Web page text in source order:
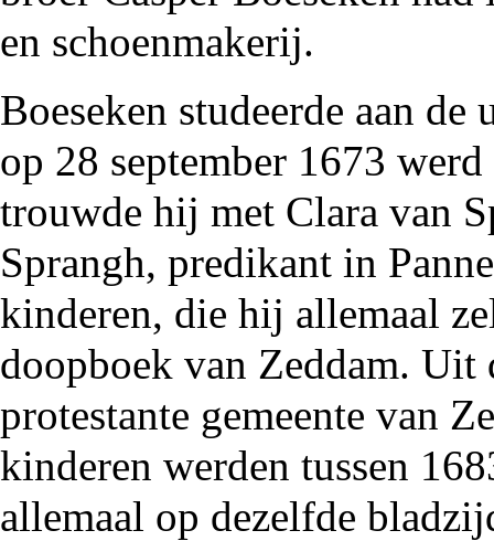
en schoenmakerij.
Boeseken studeerde aan
op 28 september 1673
trouwde hij met Clara van
Sprangh, predikant in
kinderen, die hij allemaal
doopboek van Zeddam.
protestante gemeente van
kinderen werden tussen
allemaal op dezelfde